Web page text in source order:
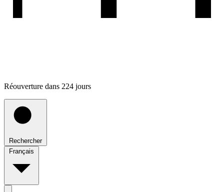
Réouverture dans 224 jours
Rechercher
Français